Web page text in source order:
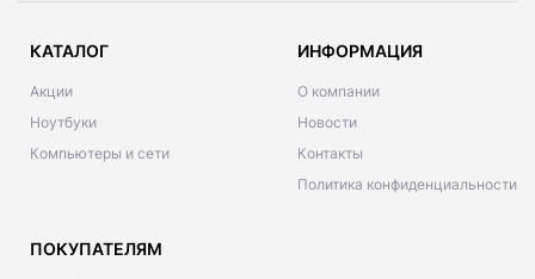
КАТАЛОГ
Акции
Ноутбуки
Компьютеры и сети
ИНФОРМАЦИЯ
О компании
Новости
Контакты
Политика конфиденциальности
ПОКУПАТЕЛЯМ